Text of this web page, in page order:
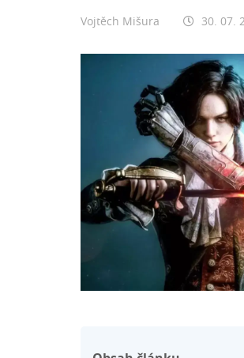
Vojtěch Mišura 30. 07.